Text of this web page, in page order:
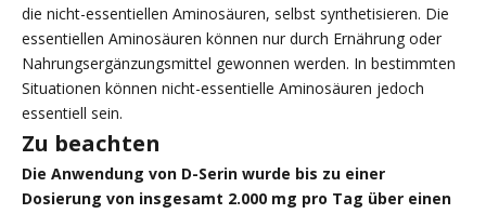
die nicht-essentiellen Aminosäuren, selbst synthetisieren. Die
essentiellen Aminosäuren können nur durch Ernährung oder
Nahrungsergänzungsmittel gewonnen werden. In bestimmten
Situationen können nicht-essentielle Aminosäuren jedoch
essentiell sein.
Zu beachten
Die Anwendung von D-Serin wurde bis zu einer
Dosierung von insgesamt 2.000 mg pro Tag über einen